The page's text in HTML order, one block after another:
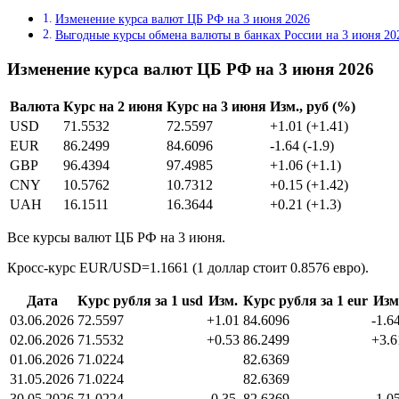
Изменение курса валют ЦБ РФ на 3 июня 2026
Выгодные курсы обмена валюты в банках России на 3 июня
Изменение курса валют ЦБ РФ на 3 июня 2026
Валюта Курс на 2 июня Курс на 3 июня Изм., руб (%)
USD
71.5532 72.5597
+1.01 (+1.41)
EUR
86.2499 84.6096
-1.64 (-1.9)
GBP
96.4394 97.4985
+1.06 (+1.1)
CNY
10.5762 10.7312
+0.15 (+1.42)
UAH
16.1511 16.3644 +0.21 (+1.3)
Все курсы валют ЦБ РФ на 3 июня.
Кросс-курс EUR/USD=1.1661 (1 доллар стоит 0.8576 евро).
Дата Курс рубля за 1 usd Изм. Курс рубля за 1 eur
03.06.2026 72.5597 +1.01 84.6096
-
02.06.2026 71.5532 +0.53 86.2499
01.06.2026 71.0224
82.6369
31.05.2026 71.0224
82.6369